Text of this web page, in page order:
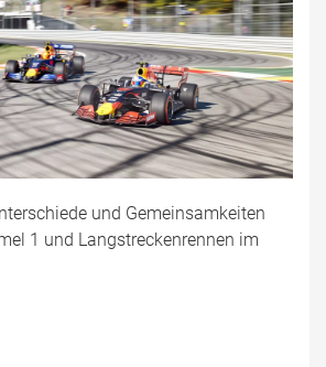
und Gemeinsamkeiten
1 und Langstreckenrennen im